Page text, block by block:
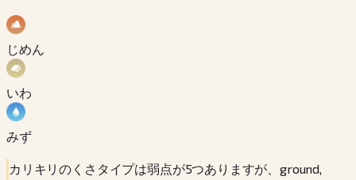
じめん
いわ
みず
カリキリのくさタイプは弱点が5つありますが、ground,